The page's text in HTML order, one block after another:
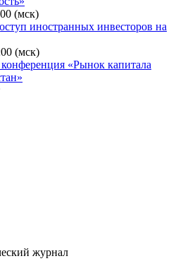
Cbonds Congress
стандарт инвестиций в
(мск)
иностранных инвесторов на
«Рынок капитала